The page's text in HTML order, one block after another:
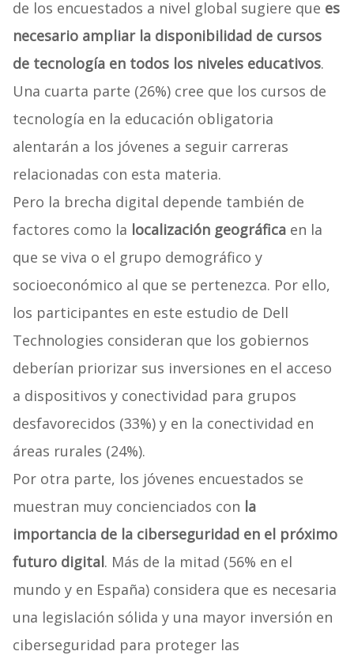
de los encuestados a nivel global sugiere que es
necesario ampliar la disponibilidad de cursos
de tecnología en todos los niveles educativos.
Una cuarta parte (26%) cree que los cursos de
tecnología en la educación obligatoria
alentarán a los jóvenes a seguir carreras
relacionadas con esta materia.
Pero la brecha digital depende también de
factores como la localización geográfica en la
que se viva o el grupo demográfico y
socioeconómico al que se pertenezca. Por ello,
los participantes en este estudio de Dell
Technologies consideran que los gobiernos
deberían priorizar sus inversiones en el acceso
a dispositivos y conectividad para grupos
desfavorecidos (33%) y en la conectividad en
áreas rurales (24%).
Por otra parte, los jóvenes encuestados se
muestran muy concienciados con la
importancia de la ciberseguridad en el próximo
futuro digital. Más de la mitad (56% en el
mundo y en España) considera que es necesaria
una legislación sólida y una mayor inversión en
ciberseguridad para proteger las